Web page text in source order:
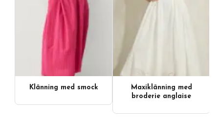
Klänning med smock
Maxiklänning med
broderie anglaise